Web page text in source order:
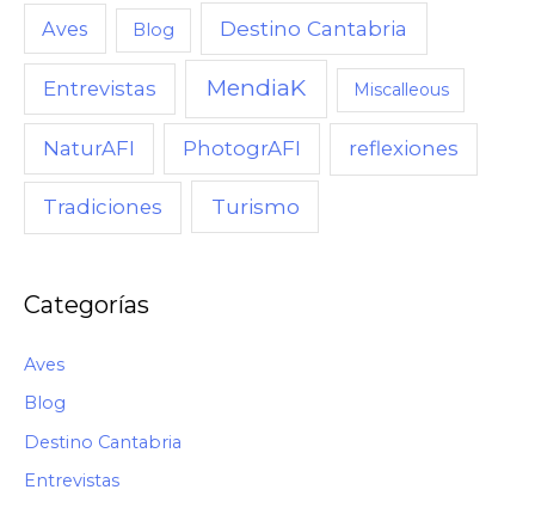
A
D
M
Aves Blog Destino Cantabria
Entrevistas MendiaK Miscalleous
NaturAFI PhotogrAFI reflexiones
Tradiciones Turismo
Categorías
Aves
Blog
Destino Cantabria
Entrevistas